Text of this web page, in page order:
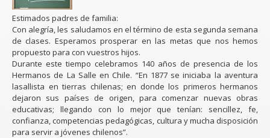
Estimados padres de familia:
Con alegría, les saludamos en el término de esta segunda semana
de clases. Esperamos prosperar en las metas que nos hemos
propuesto para con vuestros hijos.
Durante este tiempo celebramos 140 años de presencia de los
Hermanos de La Salle en Chile. “En 1877 se iniciaba la aventura
lasallista en tierras chilenas; en donde los primeros hermanos
dejaron sus países de origen, para comenzar nuevas obras
educativas; llegando con lo mejor que tenían: sencillez, fe,
confianza, competencias pedagógicas, cultura y mucha disposición
para servir a jóvenes chilenos”.